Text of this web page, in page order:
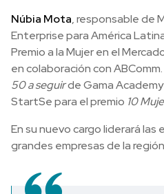
Núbia Mota, responsable de
Enterprise para América
Premio a la Mujer en el
en colaboración con
50 a seguirde Gama
StartSe para el premio 10
En su nuevo cargo liderará
grandes empresas de la